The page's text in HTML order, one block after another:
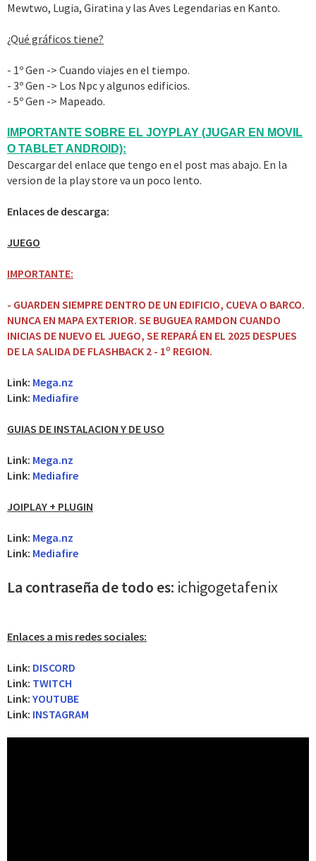
Mewtwo, Lugia, Giratina y las Aves Legendarias en Kanto.
¿Qué gráficos tiene?
- 1º Gen -> Cuando viajes en el tiempo.
- 3º Gen -> Los Npc y algunos edificios.
- 5º Gen -> Mapeado.
IMPORTANTE SOBRE EL JOYPLAY (JUGAR EN MOVIL
O TABLET ANDROID):
Descargar del enlace que tengo en el post mas abajo. En la
version de la play store va un poco lento.
Enlaces de descarga:
JUEGO
IMPORTANTE:
- GUARDEN SIEMPRE DENTRO DE UN EDIFICIO, CUEVA O BARCO.
NUNCA EN MAPA EXTERIOR. SE BUGUEA RAMDON CUANDO
INICIAS DE NUEVO EL JUEGO, SE REPARÁ EN EL 2025 DESPUES
DE LA SALIDA DE FLASHBACK 2 - 1º REGION.
Link: Mega.nz
Link: Mediafire
GUIAS DE INSTALACION Y DE USO
Link: Mega.nz
Link: Mediafire
JOIPLAY + PLUGIN
Link: Mega.nz
Link: Mediafire
La contraseña de todo es: ichigogetafenix
Enlaces a mis redes sociales:
Link: DISCORD
Link: TWITCH
Link: YOUTUBE
Link: INSTAGRAM